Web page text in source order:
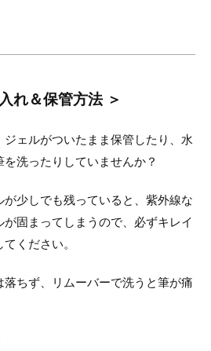
れ＆保管方法 ＞
ェルがついたまま保管したり、水
洗ったりしていませんか？
少しでも残っていると、紫外線な
固まってしまうので、必ずキレイ
ください。
落ちず、リムーバーで洗うと筆が痛